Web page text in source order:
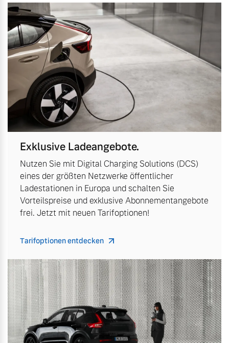
Exklusive Ladeangebote.
Nutzen Sie mit Digital Charging Solutions (DCS)
eines der größten Netzwerke öffentlicher
Ladestationen in Europa und schalten Sie
Vorteilspreise und exklusive Abonnementangebote
frei. Jetzt mit neuen Tarifoptionen!
Tarifoptionen entdecken